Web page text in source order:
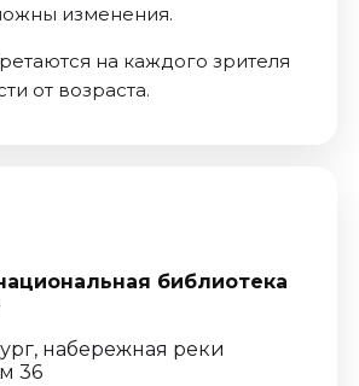
изменения.
на каждого зрителя
от возраста.
библиотека
набережная реки
36